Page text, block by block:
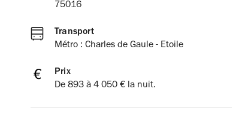
75016
Transport
Métro : Charles de Gaule - Etoile
Prix
De 893 à 4 050 € la nuit.